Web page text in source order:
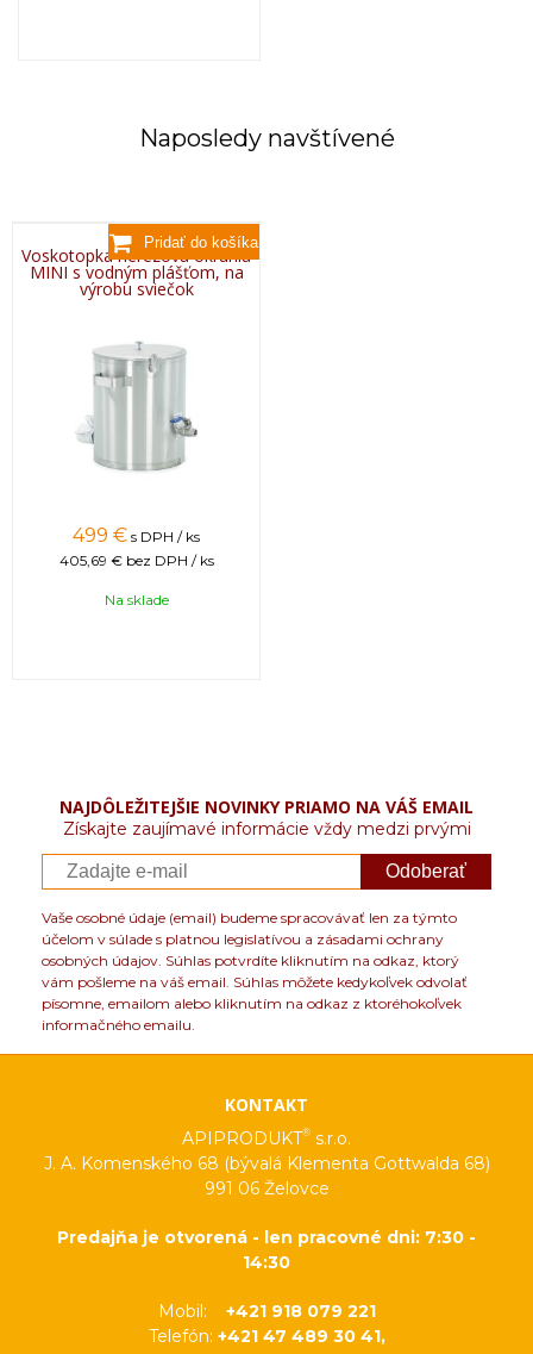
Naposledy navštívené
Voskotopka nerezová okrúhla
MINI s vodným plášťom, na
výrobu sviečok
499 € s DPH / ks
405,69 € bez DPH / ks
Na sklade
NAJDÔLEŽITEJŠIE NOVINKY PRIAMO NA VÁŠ EMAIL
Získajte zaujímavé informácie vždy medzi prvými
Odoberať
Vaše osobné údaje (email) budeme spracovávať len za týmto
účelom v súlade s platnou legislatívou a zásadami ochrany
osobných údajov. Súhlas potvrdíte kliknutím na odkaz, ktorý
vám pošleme na váš email. Súhlas môžete kedykoľvek odvolať
písomne, emailom alebo kliknutím na odkaz z ktoréhokoľvek
informačného emailu.
KONTAKT
APIPRODUKT® s.r.o.
J. A. Komenského 68 (bývalá Klementa Gottwalda 68)
991 06 Želovce
Predajňa je otvorená - len pracovné dni: 7:30 -
14:30
Mobil: +421 918 079 221
Telefón: +421 47 489 30 41,